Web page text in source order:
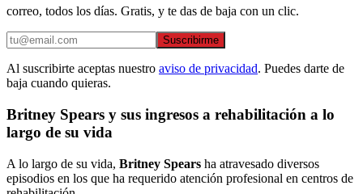
correo, todos los días. Gratis, y te das de baja con un clic.
Suscribirme
Al suscribirte aceptas nuestro aviso de privacidad. Puedes darte de
baja cuando quieras.
Britney Spears y sus ingresos a rehabilitación a lo
largo de su vida
A lo largo de su vida, Britney Spears ha atravesado diversos
episodios en los que ha requerido atención profesional en centros de